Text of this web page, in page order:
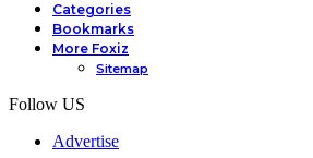
Categories
Bookmarks
More Foxiz
Sitemap
Follow US
Advertise